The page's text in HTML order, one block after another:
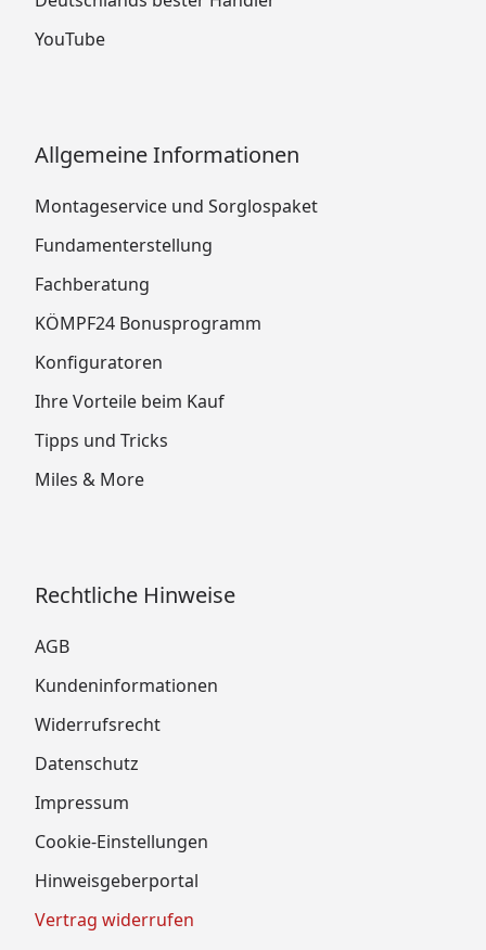
YouTube
Allgemeine Informationen
Montageservice und Sorglospaket
Fundamenterstellung
Fachberatung
KÖMPF24 Bonusprogramm
Konfiguratoren
Ihre Vorteile beim Kauf
Tipps und Tricks
Miles & More
Rechtliche Hinweise
AGB
Kundeninformationen
Widerrufsrecht
Datenschutz
Impressum
Cookie-Einstellungen
Hinweisgeberportal
Vertrag widerrufen